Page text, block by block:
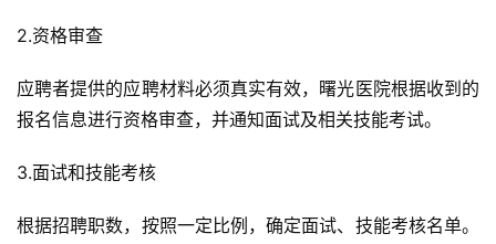
2.资格审查
应聘者提供的应聘材料必须真实有效，曙光医院根据收到的
报名信息进行资格审查，并通知面试及相关技能考试。
3.面试和技能考核
根据招聘职数，按照一定比例，确定面试、技能考核名单。